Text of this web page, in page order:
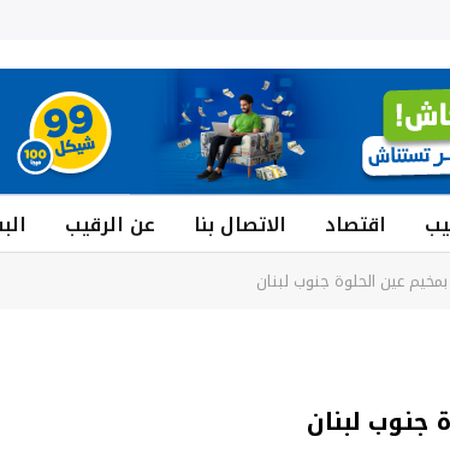
اقتصاد الاتصال بنا عن الرقيب
عين الحلوة جنوب لبنان
لبنان